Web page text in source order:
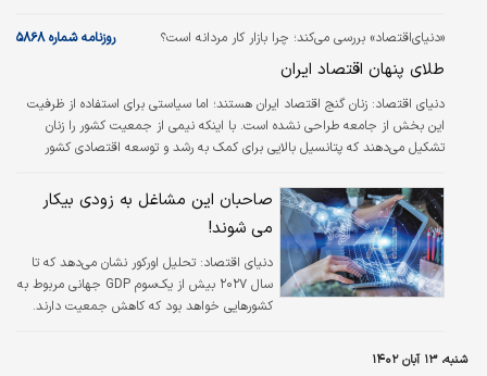
«دنیای‌اقتصاد» بررسی می‌کند؛ چرا بازار کار مردانه است؟
روزنامه شماره ۵۸۶۸
طلای پنهان اقتصاد ایران
دنیای اقتصاد: زنان گنج اقتصاد ایران هستند؛ اما سیاستی برای استفاده از ظرفیت
این بخش از جامعه طراحی نشده است. با اینکه نیمی از جمعیت کشور را زنان
تشکیل می‌دهند که پتانسیل بالایی برای کمک به رشد و توسعه اقتصادی کشور
می‌دهد تنها ۱۴درصد از زنان تمایل به کار دارند. موضوعی که به معنی انفعال
۲۷.۵میلیون نفر از جمعیت زنان در سن کار است. نیروهایی که می‌توانند در صورت
ورود به بازار کار حجم عظیمی از ارزش‌افزوده اقتصادی خلق کنند. عوامل مختلف
اجتماعی،…
صاحبان این مشاغل به زودی بیکار
می شوند!
دنیای اقتصاد: تحلیل اورکور نشان می‌دهد که تا
سال ۲۰۲۷ بیش از یک‌‌‌سوم GDP جهانی مربوط به
کشورهایی خواهد بود که کاهش جمعیت دارند.
شنبه، ۱۳ آبان ۱۴۰۲